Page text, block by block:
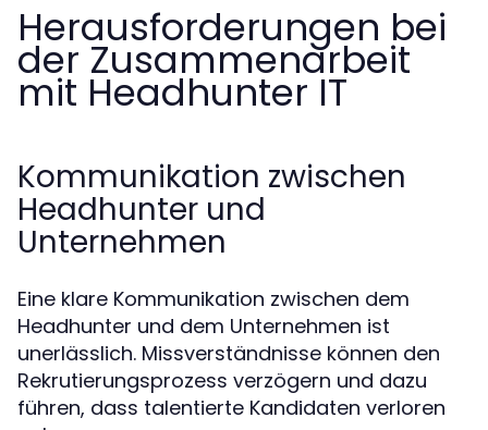
Herausforderungen bei
der Zusammenarbeit
mit Headhunter IT
Kommunikation zwischen
Headhunter und
Unternehmen
Eine klare Kommunikation zwischen dem
Headhunter und dem Unternehmen ist
unerlässlich. Missverständnisse können den
Rekrutierungsprozess verzögern und dazu
führen, dass talentierte Kandidaten verloren